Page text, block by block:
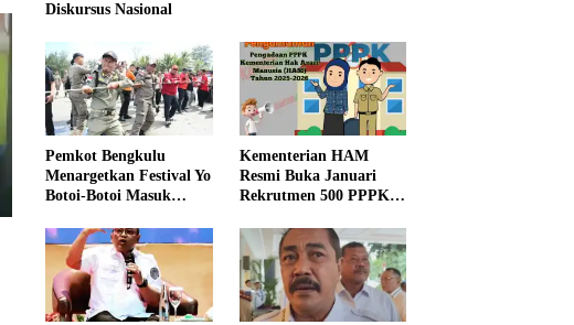
Diskursus Nasional
Pemkot Bengkulu
Menargetkan Festival Yo
Botoi-Botoi Masuk
Nasional
Kementerian HAM
Resmi Buka Januari
Rekrutmen 500 PPPK,